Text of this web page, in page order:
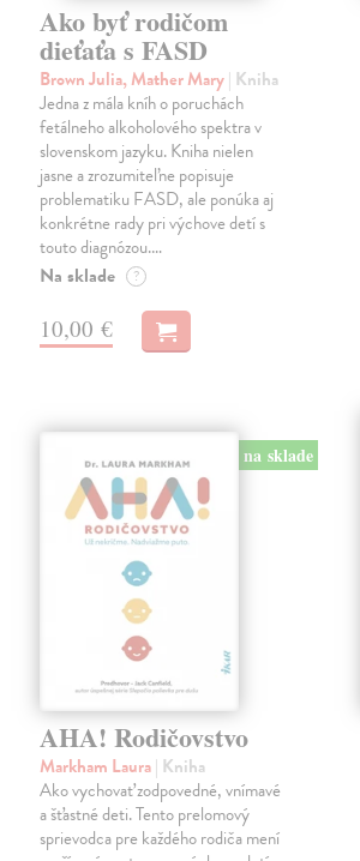
Ako byť rodičom
dieťaťa s FASD
Brown Julia, Mather Mary| Kniha
Jedna z mála kníh o poruchách
fetálneho alkoholového spektra v
slovenskom jazyku. Kniha nielen
jasne a zrozumiteľne popisuje
problematiku FASD, ale ponúka aj
konkrétne rady pri výchove detí s
touto diagnózou.…
Na sklade ?
10,00 €
na sklade
AHA! Rodičovstvo
Markham Laura| Kniha
Ako vychovať zodpovedné, vnímavé
a šťastné deti. Tento prelomový
sprievodca pre každého rodiča mení